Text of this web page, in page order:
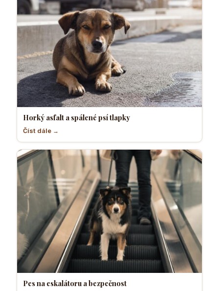
Horký asfalt a spálené psí tlapky
Číst dále →
Pes na eskalátoru a bezpečnost